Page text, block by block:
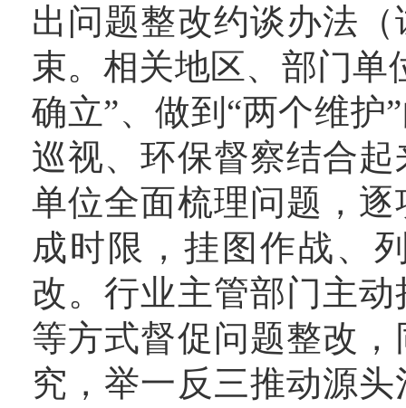
出问题整改约谈办法
束。相关地区、部门单
确立”、做到“两个维护
巡视、环保督察结合
单位全面梳理问题，
成时限，挂图作战、
改。行业主管部门主
等方式督促问题整改
究，举一反三推动源